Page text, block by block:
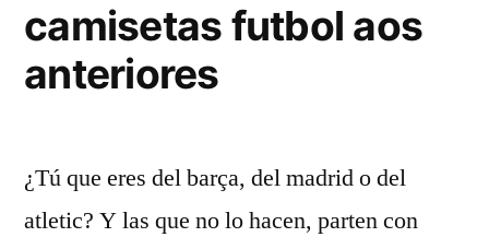
camisetas futbol aos
anteriores
¿Tú que eres del barça, del madrid o del
atletic? Y las que no lo hacen, parten con